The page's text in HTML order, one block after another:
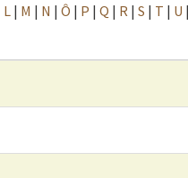
L | M | N | Ô | P | Q | R | S | T | U |